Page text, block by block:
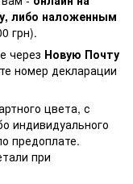
либо наложенным
грн).
через Новую Почту
номер декларации
цвета, с
индивидуального
предоплате.
при